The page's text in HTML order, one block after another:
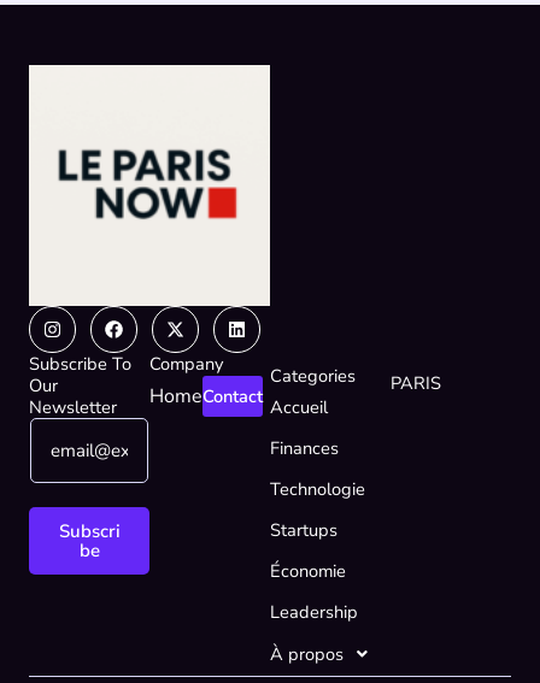
InstagramFacebook
X-
twitter
Linkedin
Subscribe To
Our
Newsletter
E
a
E
E
a
Subscri
be
Company
HomeContact
Categories
Accueil
Finances
Technologie
Startups
Économie
Leadership
À propos
PARIS